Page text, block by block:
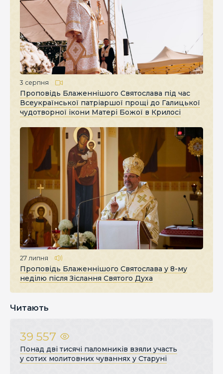
3 серпня
Проповідь Блаженнішого Святослава під час
Всеукраїнської патріаршої прощі до Галицької
чудотворної ікони Матері Божої в Крилосі
27 липня
Проповідь Блаженнішого Святослава у 8-му
неділю після Зіслання Святого Духа
Читають
39 557
Понад дві тисячі паломників взяли участь
у сотих молитовних чуваннях у Старуні